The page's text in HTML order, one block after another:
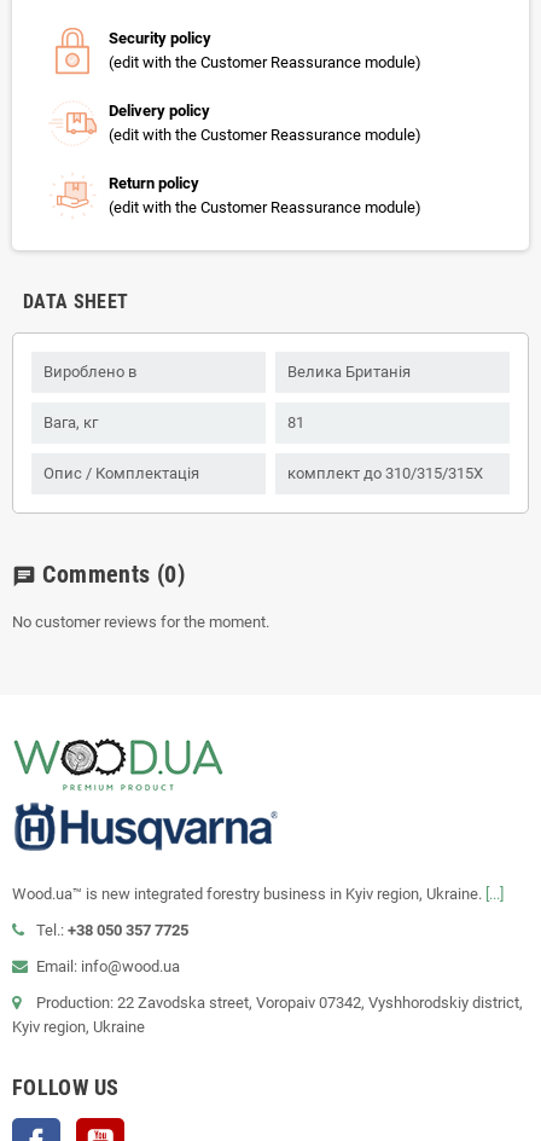
Security policy
(edit with the Customer Reassurance module)
Delivery policy
(edit with the Customer Reassurance module)
Return policy
(edit with the Customer Reassurance module)
DATA SHEET
Вироблено в Велика Британія
Вага, кг 81
Опис / Комплектація комплект до 310/315/315Х
chat Comments (0)
No customer reviews for the moment.
Wood.ua™ is new integrated forestry business in Kyiv region, Ukraine. [...]
Tel.: +38 050 357 7725
Email: info@wood.ua
Production: 22 Zavodska street, Voropaiv 07342, Vyshhorodskiy district,
Kyiv region, Ukraine
FOLLOW US
Facebook